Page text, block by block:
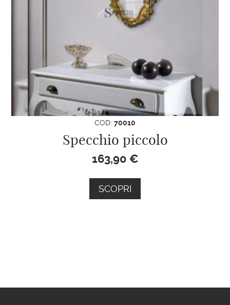
COD: 70010
Specchio piccolo
163,90 €
SCOPRI